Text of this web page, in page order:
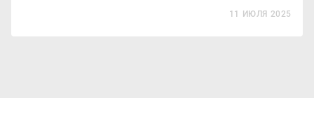
11 ИЮЛЯ 2025